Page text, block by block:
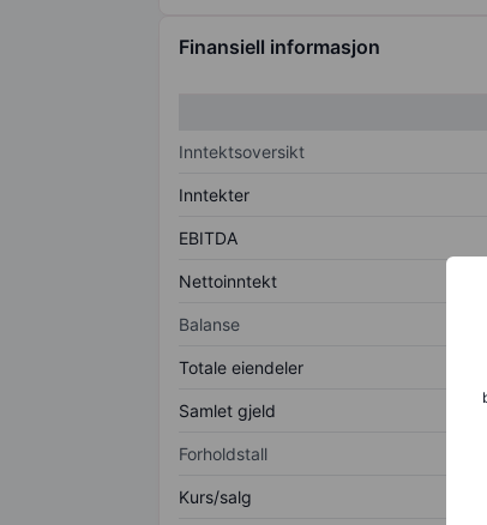
Finansiell informasjon
Inntektsoversikt
Inntekter
EBITDA
Nettoinntekt
Balanse
Totale eiendeler
Samlet gjeld
Forholdstall
Kurs/salg